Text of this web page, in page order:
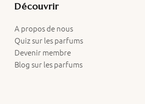
Découvrir
A propos de nous
Quiz sur les parfums
Devenir membre
Blog sur les parfums